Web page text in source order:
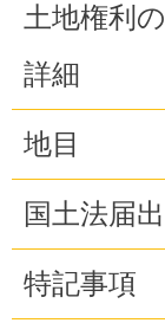
土地権利の
詳細
地目
国土法届出
特記事項